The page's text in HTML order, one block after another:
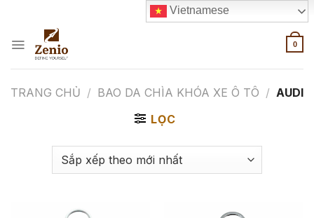
content
0
TRANG CHỦ / BAO DA CHÌA KHÓA XE Ô TÔ / AUDI
LỌC
Vietnamese